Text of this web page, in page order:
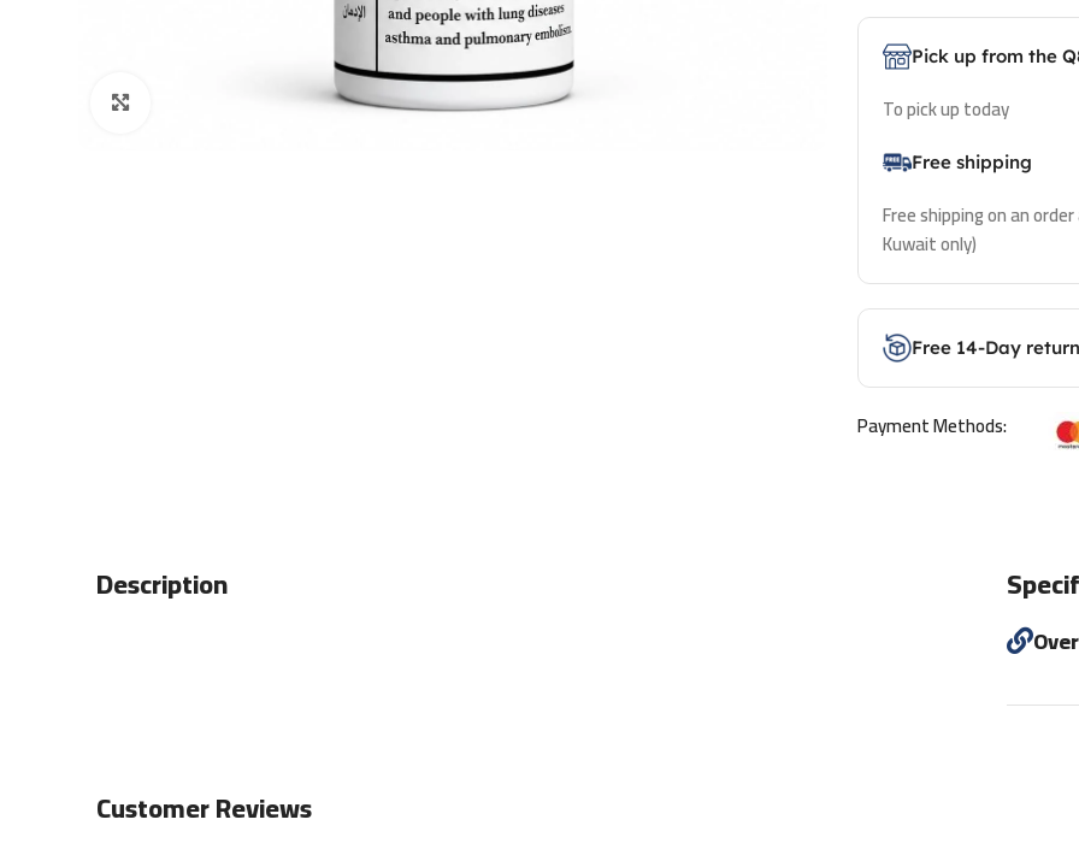
Pick up from the
To pick up today
Free shipping
Free shipping on an
Kuwait only)
Free 14-Day
Payment Methods:
Description
Customer Reviews